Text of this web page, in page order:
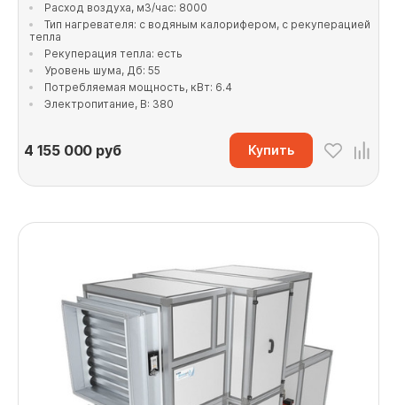
Расход воздуха, м3/час: 8000
Тип нагревателя: с водяным калорифером, с рекуперацией
тепла
Рекуперация тепла: есть
Уровень шума, Дб: 55
Потребляемая мощность, кВт: 6.4
Электропитание, В: 380
4 155 000 руб Купить